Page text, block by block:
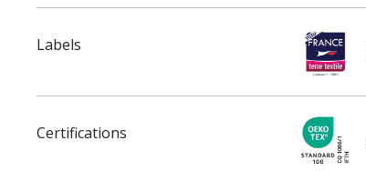
Labels
Certifications